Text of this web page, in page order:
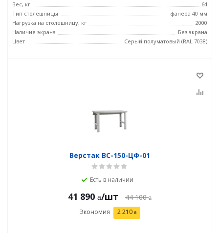
Вес, кг
64
Тип столешницы
фанера 40 мм
Нагрузка на столешницу, кг
2000
Наличие экрана
Без экрана
Цвет
Серый полуматовый (RAL 7038)
Верстак ВС-150-ЦФ-01
Есть в наличии
41 890 /шт 44 100
Экономия 2 210